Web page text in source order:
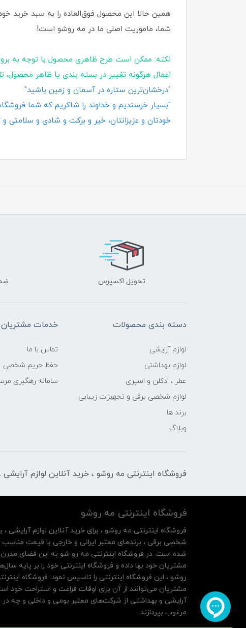
همین حالا این محصول فوق‌العاده را به سبد خرید
شما، ماموریت اصلی ما در مه روشو است!
نکته: ممکن است طرح ظاهری محصول با توجه به
اعمال هرگونه تغییر در بسته‌ بندی یا ظاهر
"درخشان‌ترین ستاره در آسمان و زمین باشید"
"بسیار خرسندیم و خداوند را شاکریم که شما
خودتان و عزیزانتان، خیر و برکت و شادی و سلامتی و
تحویل اکسپرس
دسته بندی محصولات
لوازم آرایشی
لوازم بهداشتی
عطر ، ادکلن و اسپری
لوازم شخصی برقی و تجهیزات زیبایی
برند ها
وبلاگ
خدمات مشتریان
تماس با ما
حفظ حریم شخصی
سامانه رهگیری
فروشگاه اینترنتی مه‌ رو‌شو ، خرید آنلاین لوازم
فروشگاه اینترنتی مه‌ رو‌شو
فروشگاه اینترنتی مه‌ رو‌شو ، برای خرید آنلاین لوازم آرایشی ،
شخصی برقی ، برندهای معتبر ایرانی و خارجی با قیمت مناسب
شده است. در فروشگاه اینترنتی مه رو شو به این فضای
روشو ، این فروشگاه اینترنتی را تاسیس نمود. فروشگاه
مشتریان می‌توانند از آن‌ برای اوقات فراغت و استراحت خود
آرایشی و بهداشتی از شرکت‌های معتبر بومی و داخلی و چه در
مرغوب بپردازند.